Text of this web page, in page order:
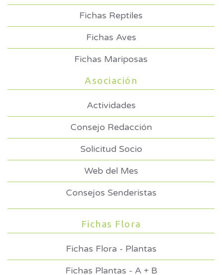
Fichas Reptiles
Fichas Aves
Fichas Mariposas
Asociación
Actividades
Consejo Redacción
Solicitud Socio
Web del Mes
Consejos Senderistas
Fichas Flora
Fichas Flora - Plantas
Fichas Plantas - A + B